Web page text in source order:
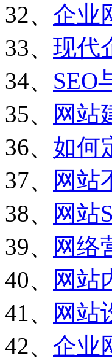
32、 企业
33、 现代
34、 SEO
35、
网站
36、 如何
37、
网站
38、
网站
39、
网络
40、
网站
41、
网站
42、 企业